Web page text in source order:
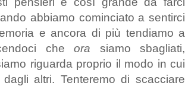
abbiamo cominciato a sentirci
e ancora di più tendiamo a
che ora siamo sbagliati,
riguarda proprio il modo in cui
altri. Tenteremo di scacciare